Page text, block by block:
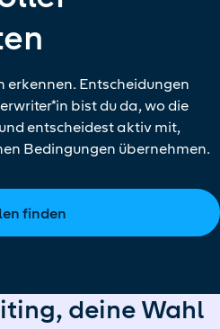
erkennen. Entscheidungen
bist du da, wo die
entscheidest aktiv mit,
Bedingungen übernehmen.
finden
deine Wahl